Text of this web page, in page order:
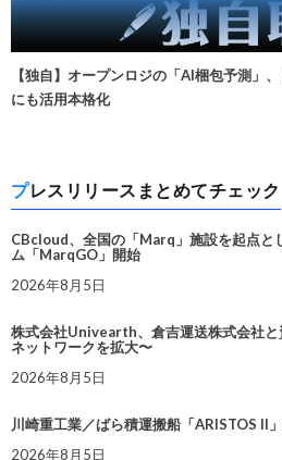
【独自】オープンロジの「AI梱包予測」
にも活用本格化
プレスリリースまとめてチェック
CBcloud、全国の「Marq」施設を起点と
ム「MarqGO」開始
2026年8月5日
株式会社Univearth、倉吉運送株式会社
ネットワークを拡大〜
2026年8月5日
川崎重工業／ばら積運搬船「ARISTOS II
2026年8月5日